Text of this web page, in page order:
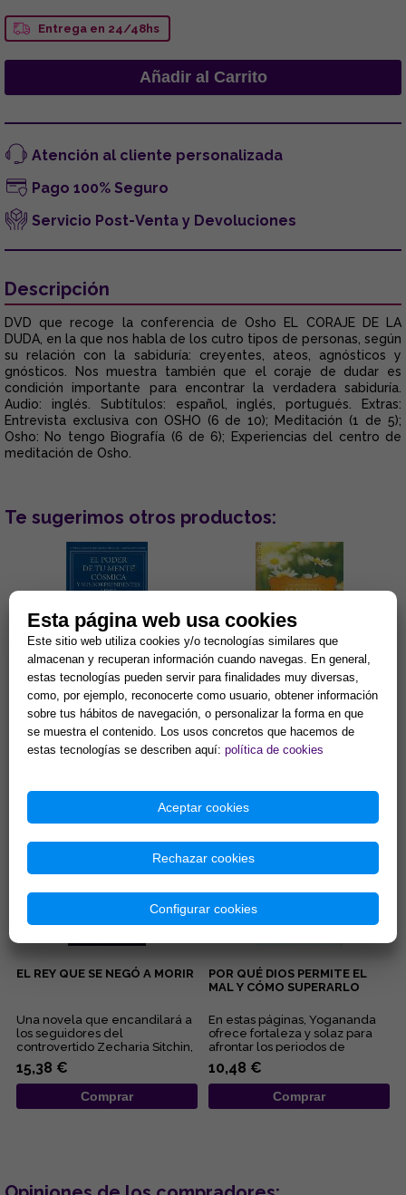
Entrega en 24/48hs
Atención al cliente personalizada
Pago 100% Seguro
Servicio Post-Venta y Devoluciones
Descripción
DVD que recoge la conferencia de Osho EL CORAJE DE LA
DUDA, en la que nos habla de los cutro tipos de personas, según
su relación con la sabiduría: creyentes, ateos, agnósticos y
gnósticos. Nos muestra también que el coraje de dudar es
condición importante para encontrar la verdadera sabiduría.
Audio: inglés. Subtítulos: español, inglés, portugués. Extras:
Entrevista exclusiva con OSHO (6 de 10); Meditación (1 de 5);
Osho: No tengo Biografía (6 de 6); Experiencias del centro de
meditación de Osho.
Te sugerimos otros productos:
EL PODER DE TU MENTE
CÓSMICA Y SUS
SORPRENDENTES LEYES
La fe, la sanación, el contacto
con la mente cósmica, el
ALEGRÍA
Esta deliciosa colección de
libritos en formato bolsillo te
EL REY QUE SE NEGÓ A MORIR
Una novela que encandilará a
los seguidores del
controvertido Zecharia Sitchin,
pues en ella combina sus
obses...
15,38 €
Comprar
POR QUÉ DIOS PERMITE EL
MAL Y CÓMO SUPERARLO
En estas páginas, Yogananda
ofrece fortaleza y solaz para
afrontar los periodos de
adversidad al esclarecer lo...
10,48 €
Comprar
Esta página web usa cookies
Este sitio web utiliza cookies y/o tecnologías similares que
almacenan y recuperan información cuando navegas. En general,
estas tecnologías pueden servir para finalidades muy diversas,
como, por ejemplo, reconocerte como usuario, obtener información
sobre tus hábitos de navegación, o personalizar la forma en que
se muestra el contenido. Los usos concretos que hacemos de
estas tecnologías se describen aquí: política de cookies
Aceptar cookies
Rechazar cookies
Configurar cookies